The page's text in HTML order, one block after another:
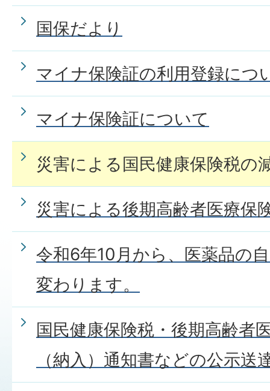
国保だより
マイナ保険証の利用登録につ
マイナ保険証について
災害による国民健康保険税の
災害による後期高齢者医療保
令和6年10月から、医薬品の
変わります。
国民健康保険税・後期高齢者
（納入）通知書などの公示送